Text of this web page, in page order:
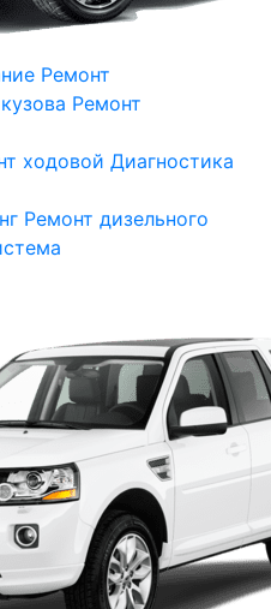
Ремонт
Ремонт
ходовой Диагностика
Ремонт дизельного